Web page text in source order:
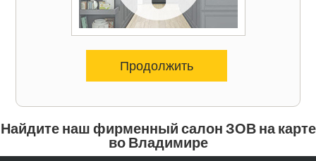
Продолжить
Найдите наш фирменный салон ЗОВ на карте
во Владимире